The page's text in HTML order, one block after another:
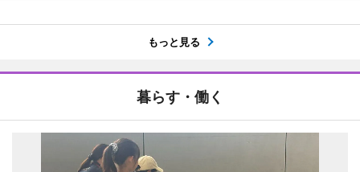
もっと見る
暮らす・働く